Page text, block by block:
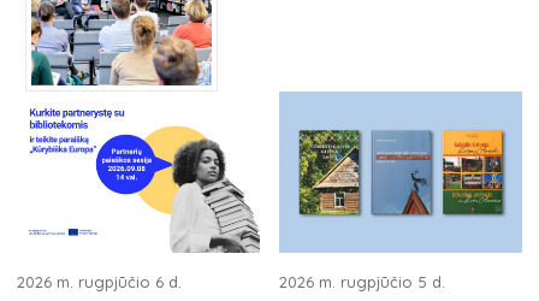
2026 m. rugpjūčio 6 d. 2026 m. rugpjūčio 5 d.